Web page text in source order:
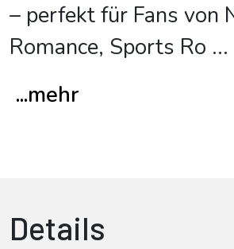
– perfekt für Fans von
Romance, Sports Ro ...
...mehr
Details